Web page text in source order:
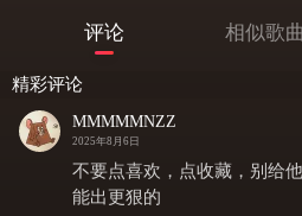
周围的一切热闹还
孤独如影随
评论 相似歌曲
精彩评论
MMMMMNZZ
2025年8月6日
不要点喜欢，点收藏，别给
能出更狠的